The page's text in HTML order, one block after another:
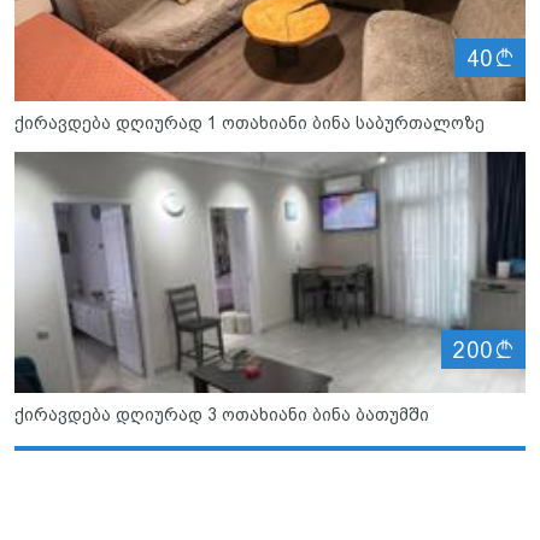
40
ქირავდება დღიურად 1 ოთახიანი ბინა საბურთალოზე
200
ქირავდება დღიურად 3 ოთახიანი ბინა ბათუმში